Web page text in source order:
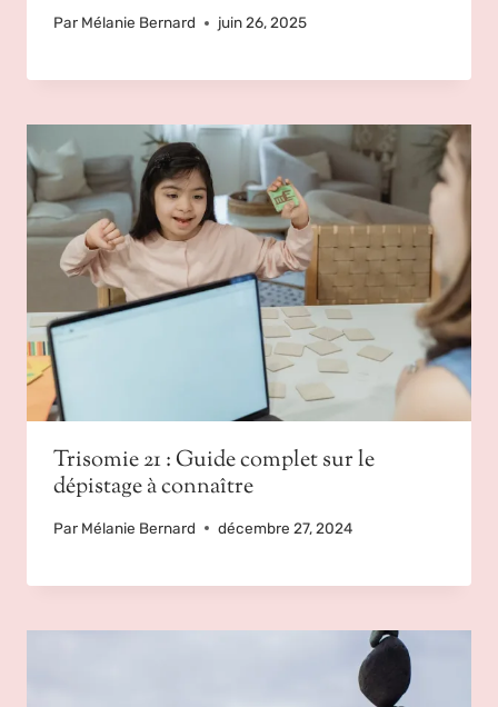
Par Mélanie Bernard juin 26, 2025
Trisomie 21 : Guide complet sur le
dépistage à connaître
Par Mélanie Bernard décembre 27, 2024